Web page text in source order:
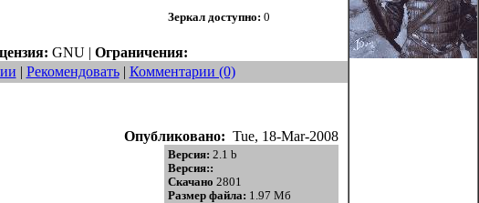
Зеркал доступно: 0
GNU | Ограничения:
| Рекомендовать| Комментарии (0)
Опубликовано: Tue, 18-Mar-2008
Версия: 2.1 b
Версия::
Скачано 2801
Размер файла: 1.97 Мб